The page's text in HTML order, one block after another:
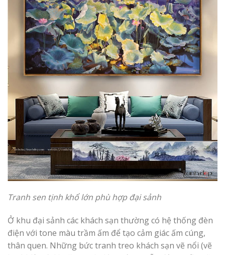
Tranh sen tịnh khổ lớn phù hợp đại sảnh
Ở khu đại sảnh các khách sạn thường có hệ thống đèn
điện với tone màu trầm ấm để tạo cảm giác ấm cúng,
thân quen. Những bức tranh treo khách sạn vẽ nổi (vẽ